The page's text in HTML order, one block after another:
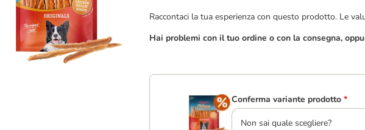
Raccontaci la tua esperienza con questo prodotto. Le
Hai problemi con il tuo ordine o con la consegna,
Conferma variante prodotto *
Non sai quale scegliere?